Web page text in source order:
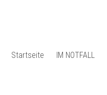
Startseite
IM NOTFALL